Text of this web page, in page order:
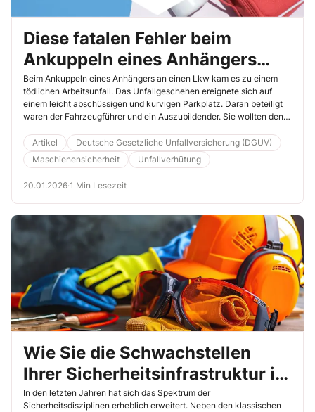
Diese fatalen Fehler beim
Ankuppeln eines Anhängers
dürfen nicht passieren!
Beim Ankuppeln eines Anhängers an einen Lkw kam es zu einem
tödlichen Arbeitsunfall. Das Unfallgeschehen ereignete sich auf
einem leicht abschüssigen und kurvigen Parkplatz. Daran beteiligt
waren der Fahrzeugführer und ein Auszubildender. Sie wollten den
abzuholen. Lesen Sie in diesem Beitrag, wie mehrere
sicherheitsrelevante Fehler in Kombination zu einem tragischen
Ereignis führten.
Artikel
Deutsche Gesetzliche Unfallversicherung (DGUV)
Maschienensicherheit
Unfallverhütung
20.01.2026·1 Min Lesezeit
Wie Sie die Schwachstellen
Ihrer Sicherheitsinfrastruktur im
Unternehmen aufspüren
In den letzten Jahren hat sich das Spektrum der
Sicherheitsdisziplinen erheblich erweitert. Neben den klassischen